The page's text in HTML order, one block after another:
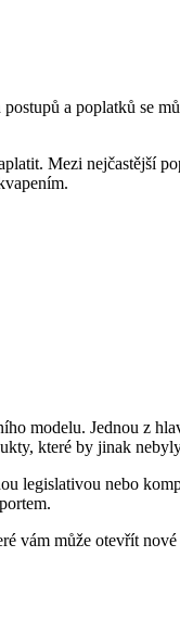
a poplatků se
Mezi nejčastější
modelu. Jednou z
které by jinak
legislativou nebo
vám může otevřít